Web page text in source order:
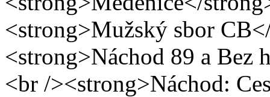
<strong>Mužský sbor
<strong>Náchod 89 a Bez
<br /><strong>Náchod: